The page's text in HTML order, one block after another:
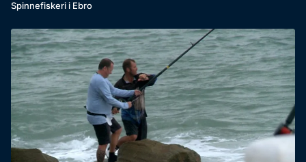
Spinnefiskeri i Ebro